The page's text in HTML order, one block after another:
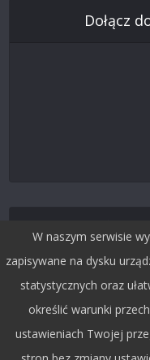
Dołącz
W naszym serwisie
zapisywane na dysku
statystycznych oraz
określić warunki
ustawieniach Twojej